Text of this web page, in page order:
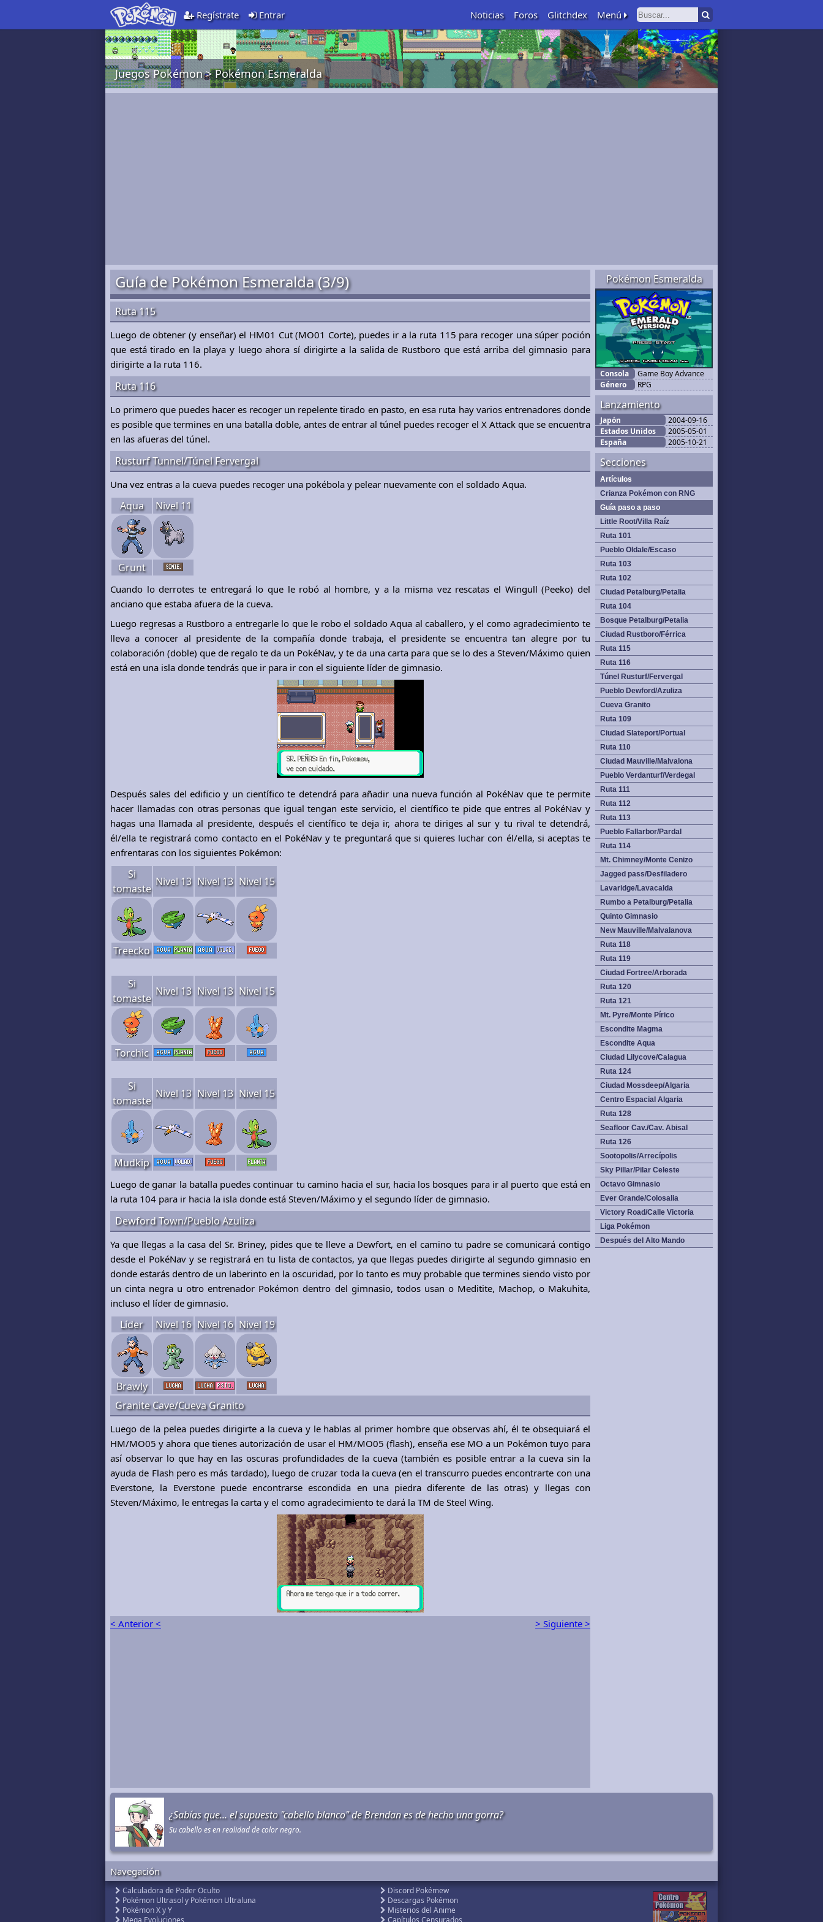
Regístrate Entrar Noticias Foros Glitchdex Menú
Juegos Pokémon>Pokémon Esmeralda
Pokémon Esmeralda
Consola
Game Boy Advance
Género
RPG
Lanzamiento
Japón
2004-09-16
Estados Unidos
2005-05-01
España
2005-10-21
Secciones
Artículos
Crianza Pokémon con RNG
Guía paso a paso
Little Root/Villa Raíz
Ruta 101
Pueblo Oldale/Escaso
Ruta 103
Ruta 102
Ciudad Petalburg/Petalia
Ruta 104
Bosque Petalburg/Petalia
Ciudad Rustboro/Férrica
Ruta 115
Ruta 116
Túnel Rusturf/Fervergal
Pueblo Dewford/Azuliza
Cueva Granito
Ruta 109
Ciudad Slateport/Portual
Ruta 110
Ciudad Mauville/Malvalona
Pueblo Verdanturf/Verdegal
Ruta 111
Ruta 112
Ruta 113
Pueblo Fallarbor/Pardal
Ruta 114
Mt. Chimney/Monte Cenizo
Jagged pass/Desfiladero
Lavaridge/Lavacalda
Rumbo a Petalburg/Petalia
Quinto Gimnasio
New Mauville/Malvalanova
Ruta 118
Ruta 119
Ciudad Fortree/Arborada
Ruta 120
Ruta 121
Mt. Pyre/Monte Pírico
Escondite Magma
Escondite Aqua
Ciudad Lilycove/Calagua
Ruta 124
Ciudad Mossdeep/Algaria
Centro Espacial Algaria
Ruta 128
Seafloor Cav./Cav. Abisal
Ruta 126
Sootopolis/Arrecípolis
Sky Pillar/Pilar Celeste
Octavo Gimnasio
Ever Grande/Colosalia
Victory Road/Calle Victoria
Liga Pokémon
Después del Alto Mando
Guía de Pokémon Esmeralda (3/9)
Ruta 115
Luego de obtener (y enseñar) el HM01 Cut (MO01 Corte), puedes ir a la ruta 115 para recoger una súper poción
que está tirado en la playa y luego ahora sí dirigirte a la salida de Rustboro que está arriba del gimnasio para
dirigirte a la ruta 116.
Ruta 116
Lo primero que puedes hacer es recoger un repelente tirado en pasto, en esa ruta hay varios entrenadores donde
es posible que termines en una batalla doble, antes de entrar al túnel puedes recoger el X Attack que se encuentra
en las afueras del túnel.
Rusturf Tunnel/Túnel Fervergal
Una vez entras a la cueva puedes recoger una pokébola y pelear nuevamente con el soldado Aqua.
Aqua Nivel 11
Grunt
Cuando lo derrotes te entregará lo que le robó al hombre, y a la misma vez rescatas el Wingull (Peeko) del
anciano que estaba afuera de la cueva.
Luego regresas a Rustboro a entregarle lo que le robo el soldado Aqua al caballero, y el como agradecimiento te
lleva a conocer al presidente de la compañía donde trabaja, el presidente se encuentra tan alegre por tu
colaboración (doble) que de regalo te da un PokéNav, y te da una carta para que se lo des a Steven/Máximo quien
está en una isla donde tendrás que ir para ir con el siguiente líder de gimnasio.
Después sales del edificio y un científico te detendrá para añadir una nueva función al PokéNav que te permite
hacer llamadas con otras personas que igual tengan este servicio, el científico te pide que entres al PokéNav y
hagas una llamada al presidente, después el científico te deja ir, ahora te diriges al sur y tu rival te detendrá,
él/ella te registrará como contacto en el PokéNav y te preguntará que si quieres luchar con él/ella, si aceptas te
enfrentaras con los siguientes Pokémon:
Si
tomaste
Nivel 13 Nivel 13 Nivel 15
Treecko
Si
tomaste
Nivel 13 Nivel 13 Nivel 15
Torchic
Si
tomaste
Nivel 13 Nivel 13 Nivel 15
Mudkip
Luego de ganar la batalla puedes continuar tu camino hacia el sur, hacia los bosques para ir al puerto que está en
la ruta 104 para ir hacia la isla donde está Steven/Máximo y el segundo líder de gimnasio.
Dewford Town/Pueblo Azuliza
Ya que llegas a la casa del Sr. Briney, pides que te lleve a Dewfort, en el camino tu padre se comunicará contigo
desde el PokéNav y se registrará en tu lista de contactos, ya que llegas puedes dirigirte al segundo gimnasio en
donde estarás dentro de un laberinto en la oscuridad, por lo tanto es muy probable que termines siendo visto por
un cinta negra u otro entrenador Pokémon dentro del gimnasio, todos usan o Meditite, Machop, o Makuhita,
incluso el líder de gimnasio.
Líder Nivel 16 Nivel 16 Nivel 19
Brawly
Granite Cave/Cueva Granito
Luego de la pelea puedes dirigirte a la cueva y le hablas al primer hombre que observas ahí, él te obsequiará el
HM/MO05 y ahora que tienes autorización de usar el HM/MO05 (flash), enseña ese MO a un Pokémon tuyo para
así observar lo que hay en las oscuras profundidades de la cueva (también es posible entrar a la cueva sin la
ayuda de Flash pero es más tardado), luego de cruzar toda la cueva (en el transcurro puedes encontrarte con una
Everstone, la Everstone puede encontrarse escondida en una piedra diferente de las otras) y llegas con
Steven/Máximo, le entregas la carta y el como agradecimiento te dará la TM de Steel Wing.
< Anterior < > Siguiente >
¿Sabías que... el supuesto "cabello blanco" de Brendan es de hecho una gorra?
Su cabello es en realidad de color negro.
Navegación
Calculadora de Poder Oculto
Pokémon Ultrasol y Pokémon Ultraluna
Pokémon X y Y
Mega Evoluciones
Discord Pokémew
Descargas Pokémon
Misterios del Anime
Capítulos Censurados